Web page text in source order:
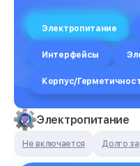
Электропитание
Интерфейсы
Корпус/
Электропитание
Не включается Долго